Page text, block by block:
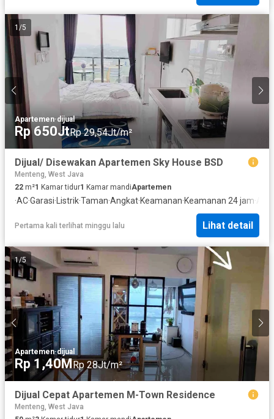
1 /5
Apartemen·dijual
Rp 650JtRp 29,54Jt/m²
Dijual/ Disewakan Apartemen Sky House BSD
Menteng, West Java
22 m²1 Kamar tidur1 Kamar mandiApartemen
·AC·Garasi· Listrik·Taman·Angkat·Keamanan·Keamanan 24 jam·
Pertama kali terlihat minggu lalu Lihat detail
1/5
Apartemen·dijual
Rp 1,40MRp 28Jt/m²
Dijual Cepat Apartemen M-Town Residence
Menteng, West Java